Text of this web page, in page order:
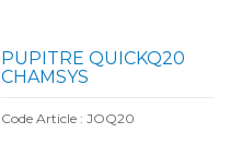
PUPITRE QUICKQ20
CHAMSYS
Code Article : JOQ20